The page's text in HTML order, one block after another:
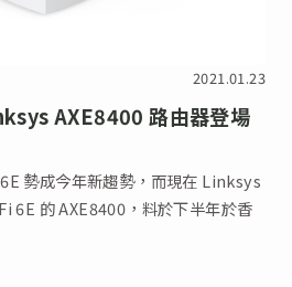
2021.01.23
AXE8400 路由器登場
勢成今年新趨勢，而現在 Linksys
6E 的 AXE8400，料於下半年於香